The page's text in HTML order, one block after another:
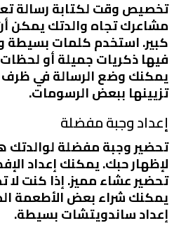
تخصيص وقت لكتابة رسالة
مشاعرك تجاه والدتك يمكن
كبير. استخدم كلمات بسيطة
فيها ذكريات جميلة أو
يمكنك وضع الرسالة في
تزيينها ببعض الرسومات.
إعداد وجبة مفضلة
تحضير وجبة مفضلة لوالدتك
لإظهار حبك. يمكنك إعداد
تحضير عشاء مميز. إذا كنت لا
يمكنك شراء بعض الأطعمة
إعداد ساندويتشات بسيطة.